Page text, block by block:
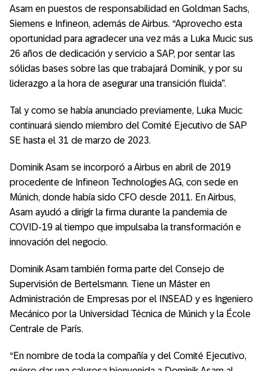
Asam en puestos de responsabilidad en Goldman Sachs,
Siemens e Infineon, además de Airbus. “Aprovecho esta
oportunidad para agradecer una vez más a Luka Mucic sus
26 años de dedicación y servicio a SAP, por sentar las
sólidas bases sobre las que trabajará Dominik, y por su
liderazgo a la hora de asegurar una transición fluida”.
Tal y como se había anunciado previamente, Luka Mucic
continuará siendo miembro del Comité Ejecutivo de SAP
SE hasta el 31 de marzo de 2023.
Dominik Asam se incorporó a Airbus en abril de 2019
procedente de Infineon Technologies AG, con sede en
Múnich, donde había sido CFO desde 2011. En Airbus,
Asam ayudó a dirigir la firma durante la pandemia de
COVID-19 al tiempo que impulsaba la transformación e
innovación del negocio.
Dominik Asam también forma parte del Consejo de
Supervisión de Bertelsmann. Tiene un Máster en
Administración de Empresas por el INSEAD y es Ingeniero
Mecánico por la Universidad Técnica de Múnich y la École
Centrale de París.
“En nombre de toda la compañía y del Comité Ejecutivo,